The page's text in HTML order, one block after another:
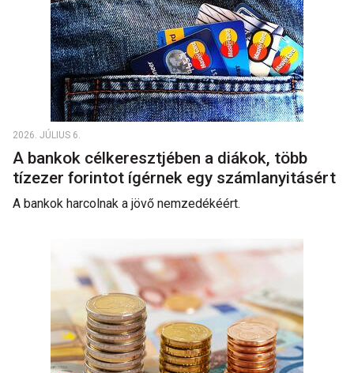
2026. JÚLIUS 6.
A bankok célkeresztjében a diákok, több
tízezer forintot ígérnek egy számlanyitásért
A bankok harcolnak a jövő nemzedékéért.